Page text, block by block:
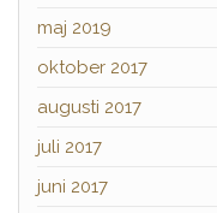
maj 2019
oktober 2017
augusti 2017
juli 2017
juni 2017